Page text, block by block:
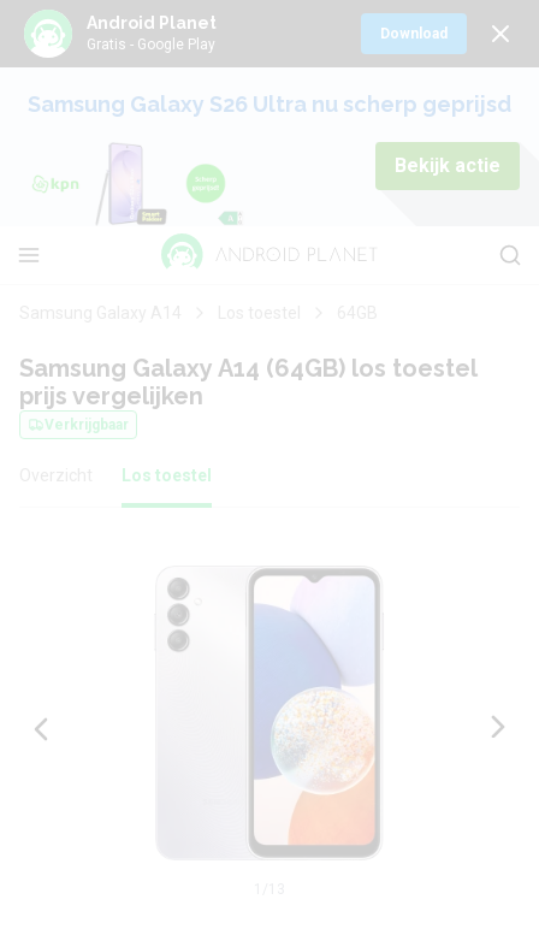
Android Planet
Gratis - Google Play
Download
Samsung Galaxy S26 Ultra nu scherp geprijsd
Bekijk actie
Samsung Galaxy A14 (64GB) los toestel
prijs vergelijken
Verkrijgbaar
Los toestel